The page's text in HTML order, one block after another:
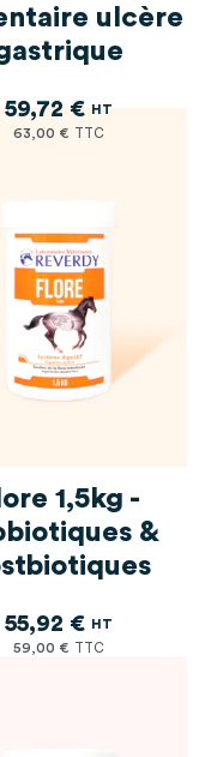
ulcère
63,00 €
59,72 €
1,5kg -
&
59,00 €
55,92 €